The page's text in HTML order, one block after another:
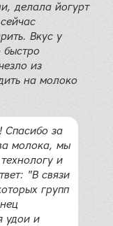
делала йогурт
Вкус у
из
на молоко
Спасибо за
молока, мы
и
"В связи
групп
удои и